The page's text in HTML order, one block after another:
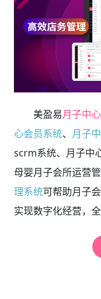
美盈易月子中
心会员系统、 月子
scrm系统、月子中
母婴月子会所运营
理系统可帮助月子
实现数字化经营，